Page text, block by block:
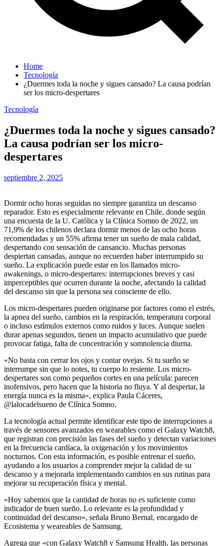
Home
Tecnología
¿Duermes toda la noche y sigues cansado? La causa podrían
ser los micro-despertares
Tecnología
¿Duermes toda la noche y sigues cansado?
La causa podrían ser los micro-
despertares
septiembre 2, 2025
Dormir ocho horas seguidas no siempre garantiza un descanso
reparador. Esto es especialmente relevante en Chile, donde según
una encuesta de la U. Católica y la Clínica Somno de 2022, un
71,9% de los chilenos declara dormir menos de las ocho horas
recomendadas y un 55% afirma tener un sueño de mala calidad,
despertando con sensación de cansancio. Muchas personas
despiertan cansadas, aunque no recuerden haber interrumpido su
sueño. La explicación puede estar en los llamados micro-
awakenings, o micro-despertares: interrupciones breves y casi
imperceptibles que ocurren durante la noche, afectando la calidad
del descanso sin que la persona sea consciente de ello.
Los micro-despertares pueden originarse por factores como el estrés,
la apnea del sueño, cambios en la respiración, temperatura corporal
o incluso estímulos externos como ruidos y luces. Aunque suelen
durar apenas segundos, tienen un impacto acumulativo que puede
provocar fatiga, falta de concentración y somnolencia diurna.
«No basta con cerrar los ojos y contar ovejas. Si tu sueño se
interrumpe sin que lo notes, tu cuerpo lo resiente. Los micro-
despertares son como pequeños cortes en una película: parecen
inofensivos, pero hacen que la historia no fluya. Y al despertar, la
energía nunca es la misma», explica Paula Cáceres,
@lalocadelsueno de Clínica Somno.
La tecnología actual permite identificar este tipo de interrupciones a
través de sensores avanzados en wearables como el Galaxy Watch8,
que registran con precisión las fases del sueño y detectan variaciones
en la frecuencia cardíaca, la oxigenación y los movimientos
nocturnos. Con esta información, es posible entrenar el sueño,
ayudando a los usuarios a comprender mejor la calidad de su
descanso y a mejorarla implementando cambios en sus rutinas para
mejorar su recuperación física y mental.
«Hoy sabemos que la cantidad de horas no es suficiente como
indicador de buen sueño. Lo relevante es la profundidad y
continuidad del descanso», señala Bruno Bernal, encargado de
Ecosistema y weareables de Samsung.
Agrega que «con Galaxy Watch8 y Samsung Health, las personas